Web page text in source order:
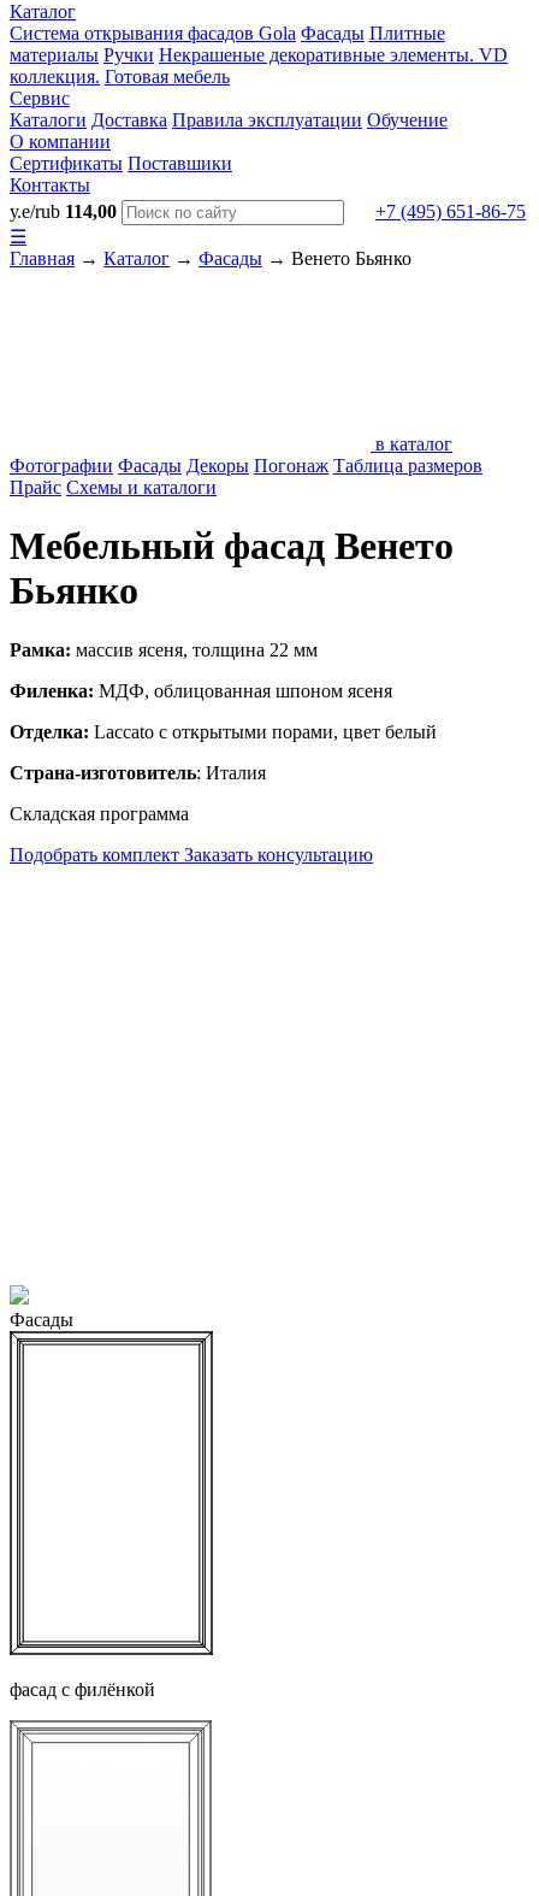
Каталог
Система открывания фасадов Gola Фасады Плитные
материалы Ручки Некрашеные декоративные элементы. VD
коллекция. Готовая мебель
Сервис
Каталоги Доставка Правила эксплуатации Обучение
О компании
Сертификаты Поставшики
Контакты
у.е/rub 114,00
+7 (495) 651-86-75
☰
Главная → Каталог → Фасады → Венето Бьянко
в каталог
Фотографии Фасады Декоры Погонаж Таблица размеров
Прайс Схемы и каталоги
Мебельный фасад Венето
Бьянко
Рамка: массив ясеня, толщина 22 мм
Филенка: МДФ, облицованная шпоном ясеня
Отделка: Laccato c открытыми порами, цвет белый
Страна-изготовитель: Италия
Складская программа
Подобрать комплект Заказать консультацию
Фасады
фасад с филёнкой